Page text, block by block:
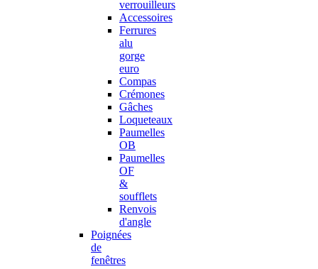
verrouilleurs
Accessoires
Ferrures
alu
gorge
euro
Compas
Crémones
Gâches
Loqueteaux
Paumelles
OB
Paumelles
OF
&
soufflets
Renvois
d'angle
Poignées
de
fenêtres